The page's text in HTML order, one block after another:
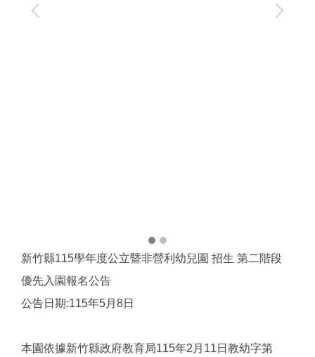
新竹縣115學年度公立暨非營利幼兒園 招生 第二階段
優先入園報名公告
公告日期:115年5月8日
本園依據新竹縣政府教育局115年2月11日教幼字第